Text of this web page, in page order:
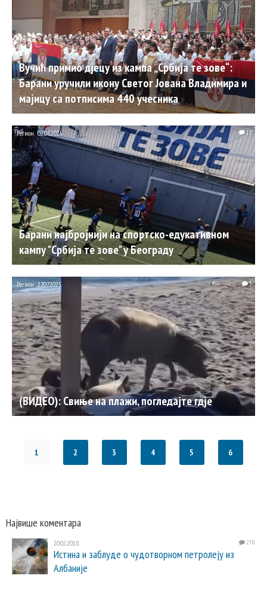
Вучић примио дјецу из кампа „Србија те зове“:
Барани уручили икону Светог Јована Владимира и
мајицу са потписима 440 учесника
Барани најбројнији на спортско-едукативном
кампу "Србија те зове" у Београду
Регион 02.08.2025. 15
(ВИДЕО): Свиње на плажи, погледајте гдје
Регион 27.07.2025. 3
1 2 3 4 5 6
Највише коментара
20.02.2018. 270
Истина и заблуде о чудотворном петролеју из
Албаније